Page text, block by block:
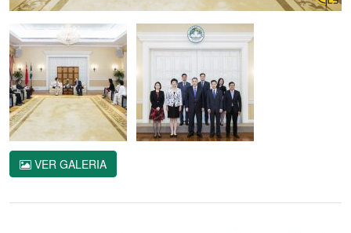
VER GALERIA